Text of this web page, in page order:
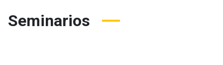
Seminarios